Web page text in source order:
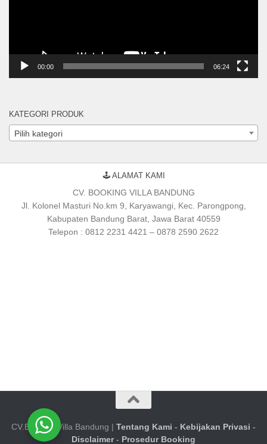
00:00 06:24
KATEGORI PRODUK
Pilih kategori
🕹 ALAMAT KAMI
CV. BOOKING VILLA BANDUNG
Jl. Kolonel Masturi No.km 9, Karyawangi, Kec. Parongpong,
Kabupaten Bandung Barat, Jawa Barat 40559
Telepon : 0812 2231 4421 – 0878 2590 2622
CV.Booking Villa Bandung | Tentang Kami - Kebijakan Privasi -
Disclaimer- Prosedur Booking